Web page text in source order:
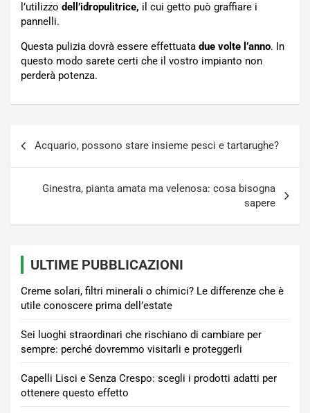
l’utilizzo dell’idropulitrice, il cui getto può graffiare i
pannelli.
Questa pulizia dovrà essere effettuata due volte l’anno. In
questo modo sarete certi che il vostro impianto non
perderà potenza.
articoli
Acquario, possono stare insieme pesci e tartarughe?
Ginestra, pianta amata ma velenosa: cosa bisogna
sapere
ULTIME PUBBLICAZIONI
Creme solari, filtri minerali o chimici? Le differenze che è
utile conoscere prima dell’estate
Sei luoghi straordinari che rischiano di cambiare per
sempre: perché dovremmo visitarli e proteggerli
Capelli Lisci e Senza Crespo: scegli i prodotti adatti per
ottenere questo effetto